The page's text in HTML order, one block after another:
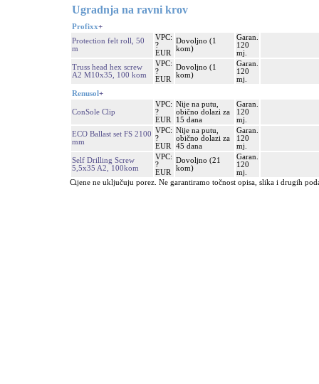
Ugradnja na ravni krov
Profixx+
Protection felt roll, 50
m
VPC:
?
EUR
Dovoljno (1
kom)
Garan.
120
mj.
Truss head hex screw
A2 M10x35, 100 kom
VPC:
?
EUR
Dovoljno (1
kom)
Garan.
120
mj.
Renusol+
ConSole Clip
VPC:
?
EUR
Nije na putu,
obično dolazi za
15 dana
Garan.
120
mj.
ECO Ballast set FS 2100
mm
VPC:
?
EUR
Nije na putu,
obično dolazi za
45 dana
Garan.
120
mj.
Self Drilling Screw
5,5x35 A2, 100kom
VPC:
?
EUR
Dovoljno (21
kom)
Garan.
120
mj.
Cijene ne uključuju porez. Ne garantiramo točnost opisa, slika i drugih